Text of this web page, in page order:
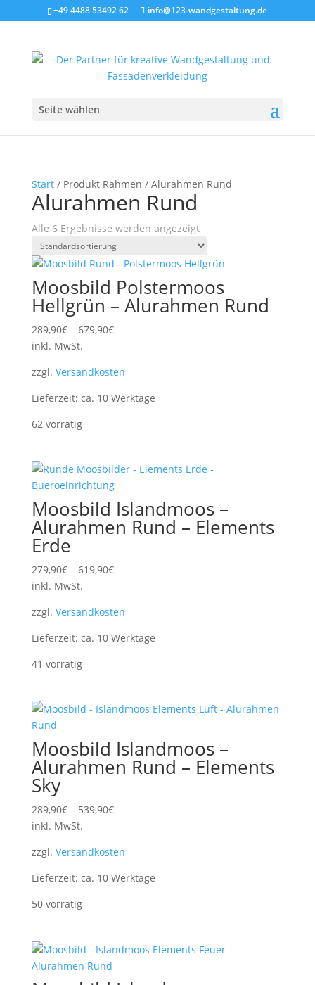
+49 4488 53492 62 info@123-wandgestaltung.de
Seite wählen
Start/ Produkt Rahmen / Alurahmen Rund
Alurahmen Rund
Alle 6 Ergebnisse werden angezeigt
Moosbild Polstermoos
Hellgrün – Alurahmen Rund
289,90€– 679,90€
inkl. MwSt.
zzgl. Versandkosten
Lieferzeit: ca. 10 Werktage
62 vorrätig
Moosbild Islandmoos –
Alurahmen Rund – Elements
Erde
279,90€– 619,90€
inkl. MwSt.
zzgl. Versandkosten
Lieferzeit: ca. 10 Werktage
41 vorrätig
Moosbild Islandmoos –
Alurahmen Rund – Elements
Sky
289,90€– 539,90€
inkl. MwSt.
zzgl. Versandkosten
Lieferzeit: ca. 10 Werktage
50 vorrätig